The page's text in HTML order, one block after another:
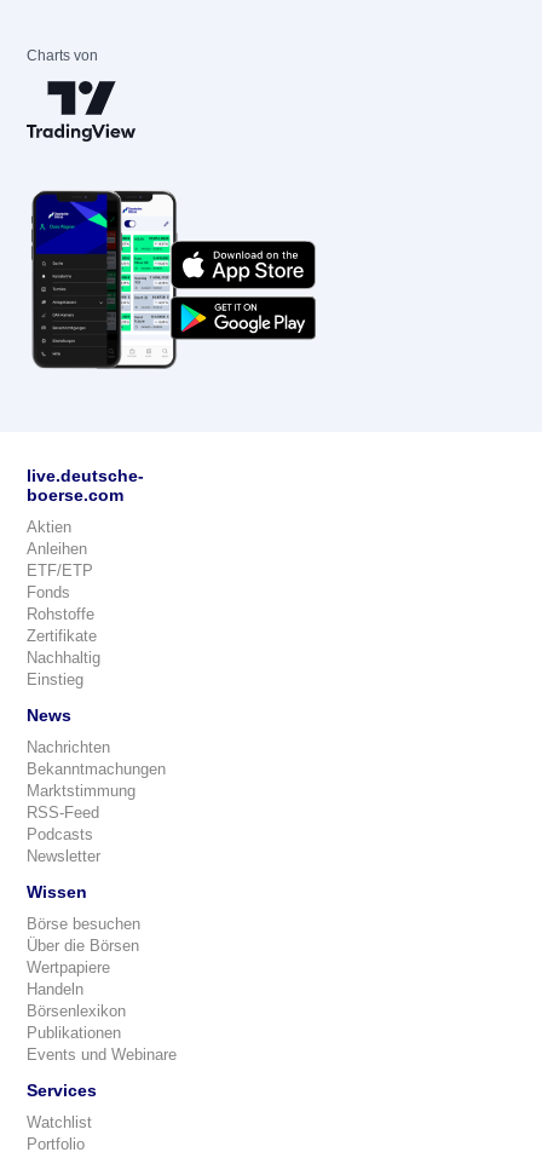
Charts von
live.deutsche-
boerse.com
Aktien
Anleihen
ETF/ETP
Fonds
Rohstoffe
Zertifikate
Nachhaltig
Einstieg
News
Nachrichten
Bekanntmachungen
Marktstimmung
RSS-Feed
Podcasts
Newsletter
Wissen
Börse besuchen
Über die Börsen
Wertpapiere
Handeln
Börsenlexikon
Publikationen
Events und Webinare
Services
Watchlist
Portfolio